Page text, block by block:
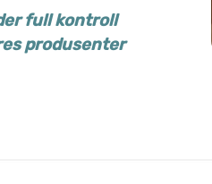
full kontroll
produsenter